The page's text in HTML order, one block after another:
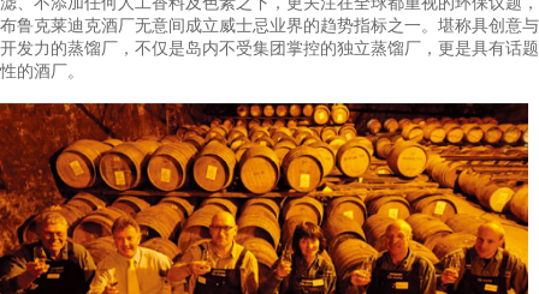
布赫拉迪酒厂威士忌绝不经过会影响酒质及口感的低温过滤程序
有自然香气，不添加人工加工物调整色泽，每一款威士忌皆亲自
莱迪克主调酒师筛选而出，不大量生产威士忌，并不将酒质标准
流经过长达18亿年古老岩石的纯净泉水，3-5ppm的淡雅泥煤口感
出深度海洋特质。